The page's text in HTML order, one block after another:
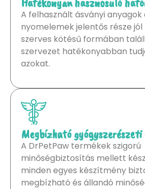
A felhasznált ásványi anyagok
nyomelemek jelentős része jól
szerves kötésű formában
szervezet hatékonyabban
azokat.
Megbízható gyógyszerészeti
A DrPetPaw termékek szigorú
minőségbiztosítás mellett
minden egyes készítmény
megbízható és állandó